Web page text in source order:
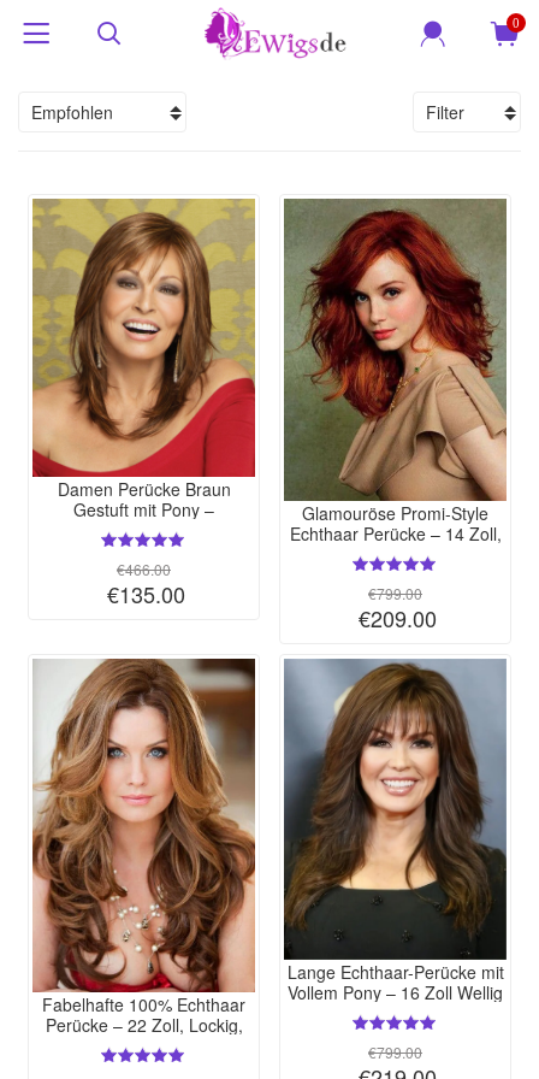
0
Empfohlen Filter
Damen Perücke Braun
Gestuft mit Pony –
Natürlicher Look, Mittellang,
Hitzeresistent
€466.00
€135.00
Glamouröse Promi-Style
Echthaar Perücke – 14 Zoll,
Lang, Wellig, Rot, Lace Front
€799.00
€209.00
Fabelhafte 100% Echthaar
Perücke – 22 Zoll, Lockig,
Lace Front, Handgefertigt
Lange Echthaar-Perücke mit
Vollem Pony – 16 Zoll Wellig
Damen Lace Front Cap
€799.00